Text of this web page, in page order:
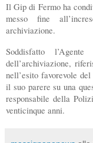
Il Gip di Fermo ha
messo fine
archiviazione.
Soddisfatto
dell’archiviazione,
nell’esito favorevole
il suo parere su una
responsabile della
venticinque anni.